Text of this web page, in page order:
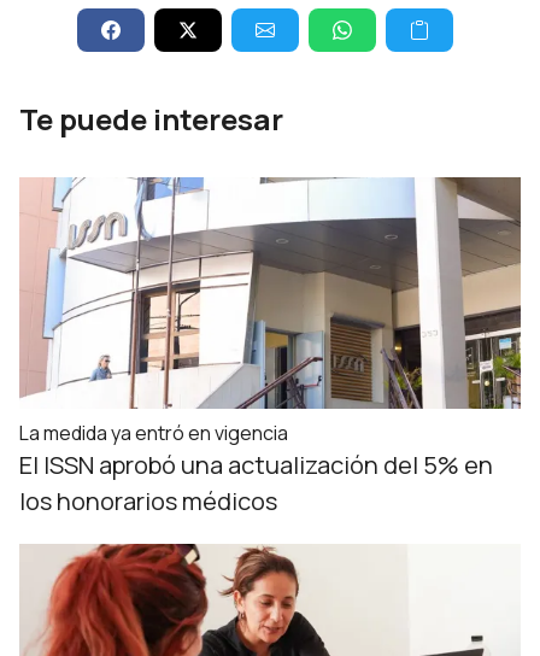
Te puede interesar
La medida ya entró en vigencia
El ISSN aprobó una actualización del 5% en
los honorarios médicos